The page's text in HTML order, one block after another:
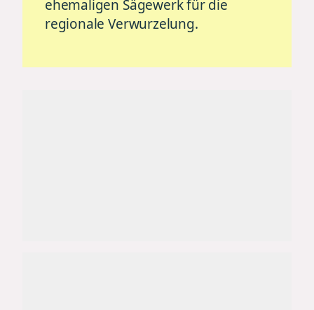
ehemaligen Sägewerk für die
regionale Verwurzelung.